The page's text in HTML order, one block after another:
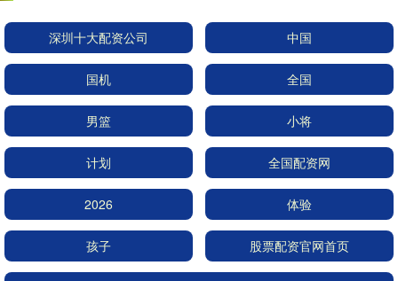
深圳十大配资公司 中国
国机 全国
男篮 小将
计划 全国配资网
2026 体验
孩子 股票配资官网首页